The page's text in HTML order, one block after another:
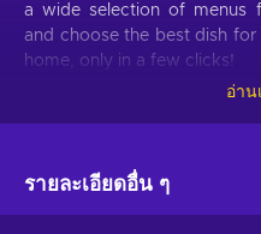
a wide selection of menus
and choose the best dish
home, only in a few clicks!
your hunger:
อ่าน
รายละเอียดอื่น ๆ